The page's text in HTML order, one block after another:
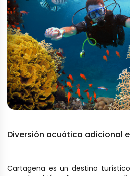
Diversión acuática adicional
Cartagena es un destino